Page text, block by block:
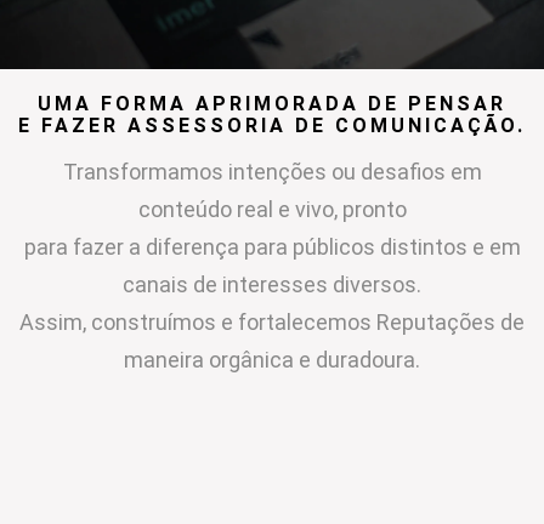
UMA FORMA APRIMORADA DE PENSAR
E FAZER ASSESSORIA DE COMUNICAÇÃO.
Transformamos intenções ou desafios em
conteúdo real e vivo, pronto
para fazer a diferença para públicos distintos e em
canais de interesses diversos.
Assim, construímos e fortalecemos Reputações de
maneira orgânica e duradoura.